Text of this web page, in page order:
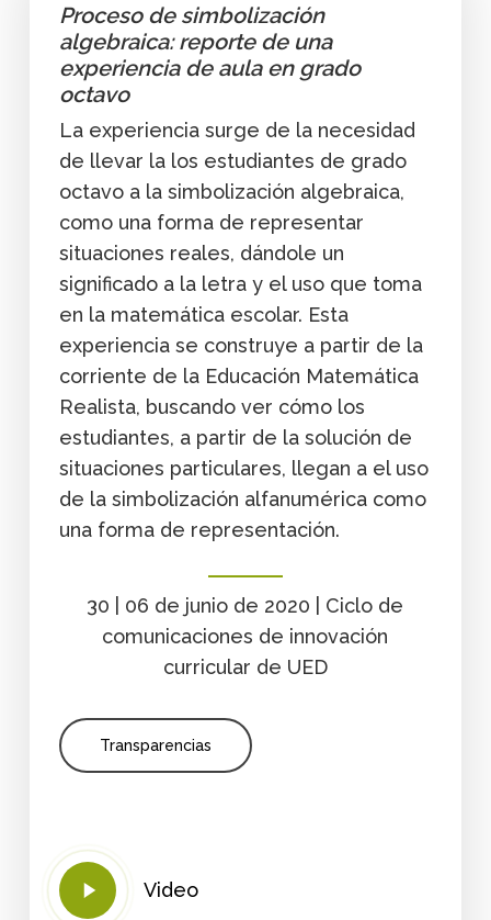
Proceso de simbolización
algebraica: reporte de una
experiencia de aula en grado
octavo
La experiencia surge de la necesidad
de llevar la los estudiantes de grado
octavo a la simbolización algebraica,
como una forma de representar
situaciones reales, dándole un
significado a la letra y el uso que toma
en la matemática escolar. Esta
experiencia se construye a partir de la
corriente de la Educación Matemática
Realista, buscando ver cómo los
estudiantes, a partir de la solución de
situaciones particulares, llegan a el uso
de la simbolización alfanumérica como
una forma de representación.
30 | 06 de junio de 2020 | Ciclo de
comunicaciones de innovación
curricular de UED
Transparencias
Play
Video
Video